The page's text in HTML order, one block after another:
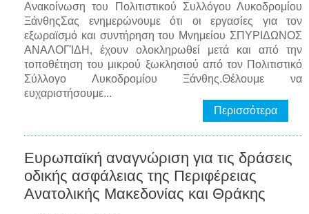
Ανακοίνωση του Πολιτιστικού Συλλόγου Λυκοδρομίου
ΞάνθηςΣας ενημερώνουμε ότι οι εργασίες για τον
εξωραϊσμό και συντήρηση του Μνημείου ΣΠΥΡΙΔΩΝΟΣ
ΑΝΑΛΟΓΊΔΗ, έχουν ολοκληρωθεί μετά και από την
τοποθέτηση του μικρού ξωκλησιού από τον Πολιτιστικό
Σύλλογο Λυκοδρομίου Ξάνθης.Θέλουμε να
ευχαριστήσουμε...
Περισσότερα
Ευρωπαϊκή αναγνώριση για τις δράσεις
οδικής ασφάλειας της Περιφέρειας
Ανατολικής Μακεδονίας και Θράκης